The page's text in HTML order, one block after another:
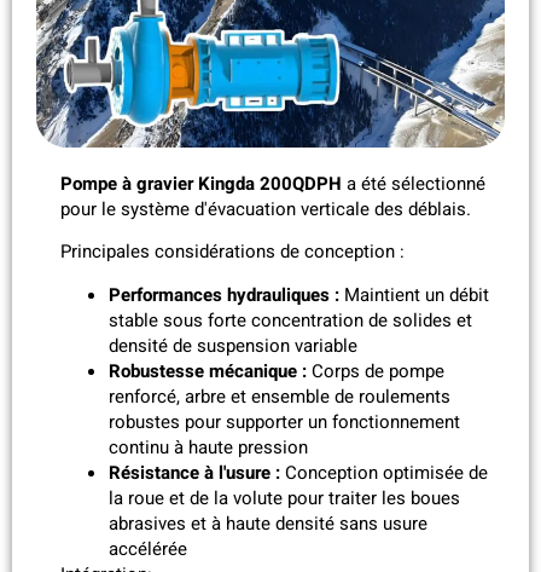
Pompe à gravier Kingda 200QDPH a été sélectionné
pour le système d'évacuation verticale des déblais.
Principales considérations de conception :
Performances hydrauliques : Maintient un débit
stable sous forte concentration de solides et
densité de suspension variable
Robustesse mécanique :Corps de pompe
renforcé, arbre et ensemble de roulements
robustes pour supporter un fonctionnement
continu à haute pression
Résistance à l'usure :Conception optimisée de
la roue et de la volute pour traiter les boues
abrasives et à haute densité sans usure
accélérée